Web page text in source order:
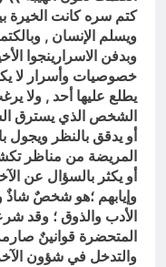
كتم سره كانت الخيرة
ويسلم الإنسان ,
وبدفن الاسرارينجوا
خصوصيات وأسرار لا
يطلع عليها أحد , ولا
الشخص الذي يسترق
أو يدقق بالنظر ويجول
المريضة من مناظر
أو يكثر بالسؤال عن
وإيابهم ؛هو شخصٌ شاذٌ
الأدب والذوق ؛ وقد
المتحضرة قوانينٌ
والتدخل في شؤون